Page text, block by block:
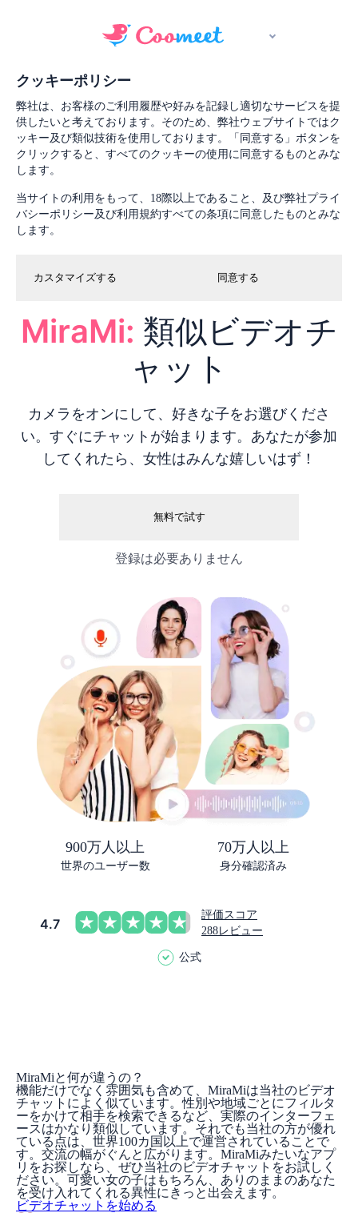
クッキーポリシー
弊社は、お客様のご利用履歴や好みを記録し適切なサービスを提
供したいと考えております。そのため、弊社ウェブサイトではク
ッキー及び類似技術を使用しております。「同意する」ボタンを
クリックすると、すべてのクッキーの使用に同意するものとみな
します。
当サイトの利用をもって、18際以上であること、及び弊社プライ
バシーポリシー及び利用規約すべての条項に同意したものとみな
します。
カスタマイズする 同意する
MiraMi: 類似ビデオチ
ャット
カメラをオンにして、好きな子をお選びくださ
い。すぐにチャットが始まります。あなたが参加
してくれたら、女性はみんな嬉しいはず！
無料で試す
登録は必要ありません
900万人以上
世界のユーザー数
70万人以上
身分確認済み
4.7
評価スコア
288レビュー
公式
MiraMiと何が違うの？
機能だけでなく雰囲気も含めて、MiraMiは当社のビデオ
チャットによく似ています。性別や地域ごとにフィルタ
ーをかけて相手を検索できるなど、実際のインターフェ
ースはかなり類似しています。それでも当社の方が優れ
ている点は、世界100カ国以上で運営されていることで
す。交流の幅がぐんと広がります。MiraMiみたいなアプ
リをお探しなら、ぜひ当社のビデオチャットをお試しく
ださい。可愛い女の子はもちろん、ありのままのあなた
を受け入れてくれる異性にきっと出会えます。
ビデオチャットを始める